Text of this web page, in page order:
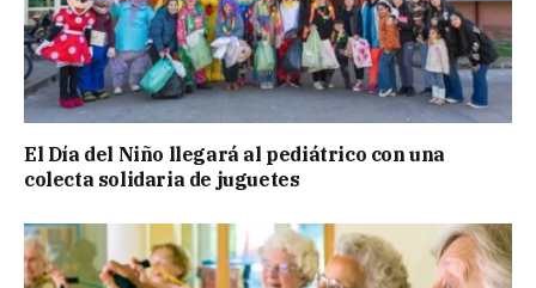
El Día del Niño llegará al pediátrico con una
colecta solidaria de juguetes